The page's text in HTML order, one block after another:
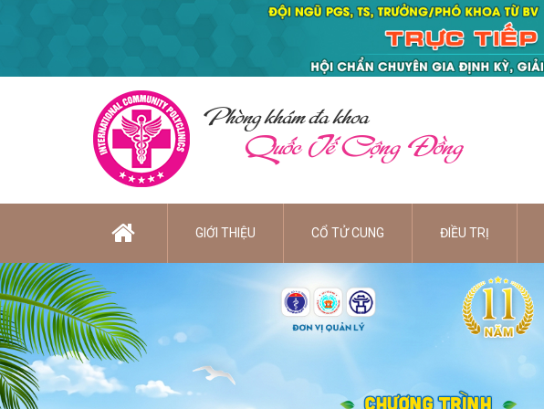
Phòng khám đa khoa
Quốc Tế Cộng Đồng
GIỚI THIỆU CỔ TỬ CUNG ĐIỀU TRỊ